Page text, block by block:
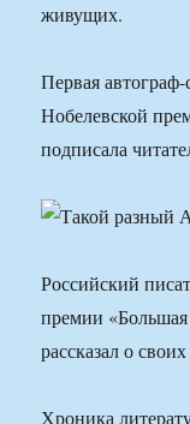
живущих.
Первая
Нобелевской
подписала
Российский
премии
рассказал о
Хроника